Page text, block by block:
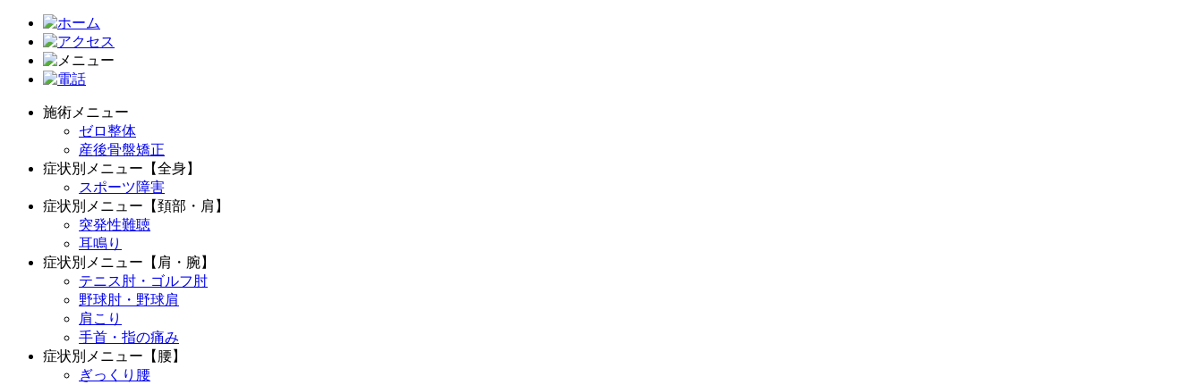
施術メニュー
ゼロ整体
産後骨盤矯正
症状別メニュー【全身】
スポーツ障害
症状別メニュー【頚部・肩】
突発性難聴
耳鳴り
症状別メニュー【肩・腕】
テニス肘・ゴルフ肘
野球肘・野球肩
肩こり
手首・指の痛み
症状別メニュー【腰】
ぎっくり腰